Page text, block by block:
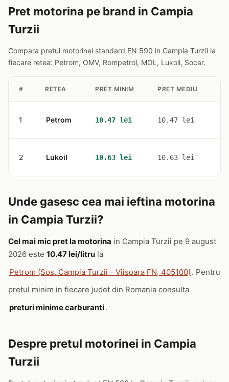
Pret motorina pe brand in Campia
Turzii
Compara pretul motorinei standard EN 590 in Campia Turzii la
fiecare retea: Petrom, OMV, Rompetrol, MOL, Lukoil, Socar.
# RETEA PRET MINIM PRET MEDIU
1 Petrom 10.47 lei 10.47 lei
2 Lukoil 10.63 lei 10.63 lei
Unde gasesc cea mai ieftina motorina
in Campia Turzii?
Cel mai mic pret la motorina in Campia Turzii pe 9 august
2026 este 10.47 lei/litru la
Petrom (Sos. Campia Turzii - Viisoara FN, 405100) . Pentru
pretul minim in fiecare judet din Romania consulta
preturi minime carburanti.
Despre pretul motorinei in Campia
Turzii